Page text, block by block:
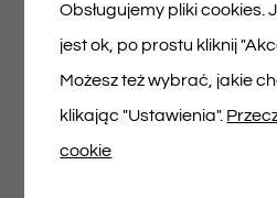
Voucher
100,00 zł
Dodaj do koszyka
Obsługujemy pliki cookies.
jest ok, po prostu kliknij
Możesz też wybrać, jakie
klikając "Ustawienia".
cookie